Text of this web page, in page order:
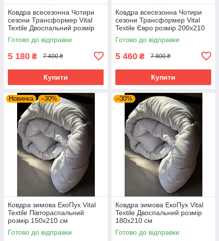
Ковдра всесезонна Чотири
сезони Трансформер Vital
Textile Двоспальний розмір
180х210 см
Готово до відправки
5 180 ₴ 7 400 ₴
Купити
Ковдра всесезонна Чотири
сезони Трансформер Vital
Textile Євро розмір 200х210
см
Готово до відправки
5 460 ₴ 7 800 ₴
Купити
Новинка –30%
Ковдра зимова ЕкоПух Vital
Textile Півтораспальний
розмір 150х210 см
Готово до відправки
–30%
Ковдра зимова ЕкоПух Vital
Textile Двоспальний розмір
180х210 см
Готово до відправки